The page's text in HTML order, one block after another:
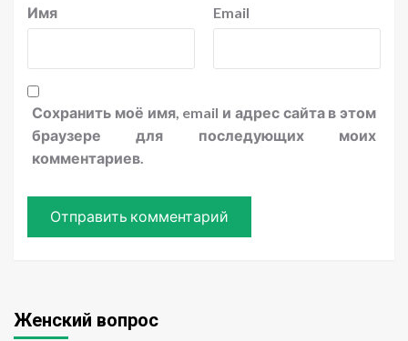
Имя Email
Сохранить моё имя, email и адрес сайта в этом
браузере для последующих моих
комментариев.
Женский вопрос